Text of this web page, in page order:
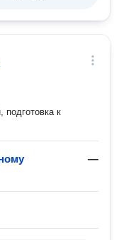
подготовка к
—